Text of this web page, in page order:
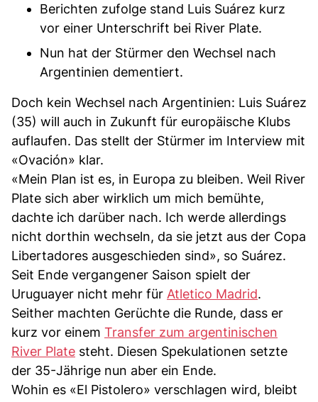
Berichten zufolge stand Luis Suárez kurz
vor einer Unterschrift bei River Plate.
Nun hat der Stürmer den Wechsel nach
Argentinien dementiert.
Doch kein Wechsel nach Argentinien: Luis Suárez
(35) will auch in Zukunft für europäische Klubs
auflaufen. Das stellt der Stürmer im Interview mit
«Ovación» klar.
«Mein Plan ist es, in Europa zu bleiben. Weil River
Plate sich aber wirklich um mich bemühte,
dachte ich darüber nach. Ich werde allerdings
nicht dorthin wechseln, da sie jetzt aus der Copa
Libertadores ausgeschieden sind», so Suárez.
Seit Ende vergangener Saison spielt der
Uruguayer nicht mehr für Atletico Madrid.
Seither machten Gerüchte die Runde, dass er
kurz vor einem Transfer zum argentinischen
River Plate steht. Diesen Spekulationen setzte
der 35-Jährige nun aber ein Ende.
Wohin es «El Pistolero» verschlagen wird, bleibt